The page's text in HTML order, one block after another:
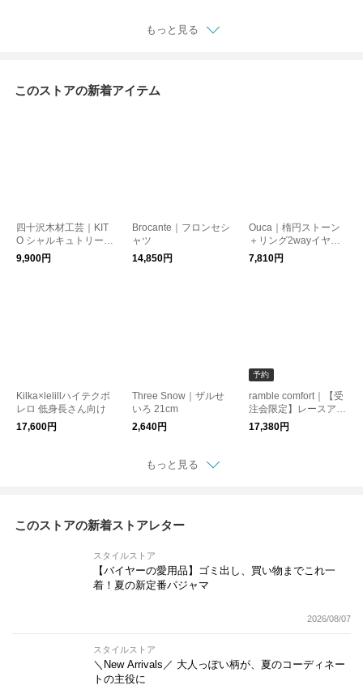
もっと見る
このストアの新着アイテム
四十沢木材工芸｜KIT
O シャルキュトリーボ
ード
9,900円
Brocante｜フロンセシ
ャツ
14,850円
Ouca｜楕円ストーン
＋リング2wayイヤリ
ング
7,810円
Kilka×lelillハイテクボ
レロ 低身長さん向け
17,600円
Three Snow｜ザルせ
いろ 21cm
2,640円
予約
ramble comfort｜【受
注会限定】レースアッ
プシューズ
17,380円
もっと見る
このストアの新着ストアレター
スタイルストア
【バイヤーの愛用品】ゴミ出し、買い物までこれ一
着！夏の新定番パジャマ
2026/08/07
スタイルストア
＼New Arrivals／ 大人っぽい柄が、夏のコーディネー
トの主役に